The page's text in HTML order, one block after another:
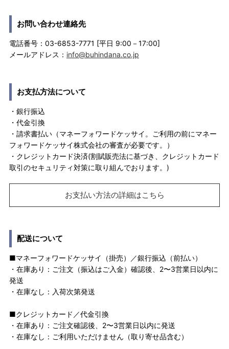
お問い合わせ連絡先
電話番号：03-6853-7771 [平日 9:00－17:00]
メールアドレス： info@buhindana.co.jp
お支払方法について
・銀行振込
・代金引換
・請求書払い（マネーフォワードケッサイ。ご利用の前にマネー
フォワードケッサイ株式会社の審査が必要です。）
・クレジットカード決済(割賦販売法に基づき、クレジットカード
取引のセキュリティ対策に取り組んでおります。)
お支払い方法の詳細はこちら
配送について
■マネーフォワードケッサイ（掛売）／銀行振込（前払い）
・在庫あり：ご注文（振込はご入金）確認後、2〜3営業日以内に
発送
・在庫なし：入荷次第発送
■クレジットカード／代金引換
・在庫あり：ご注文確認後、2〜3営業日以内に発送
・在庫なし：ご利用いただけません（取り寄せ品含む）